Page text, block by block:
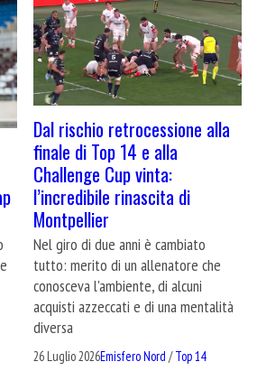
Dal rischio retrocessione alla
finale di Top 14 e alla
Challenge Cup vinta:
l’incredibile rinascita di
Montpellier
Nel giro di due anni è cambiato
tutto: merito di un allenatore che
conosceva l'ambiente, di alcuni
acquisti azzeccati e di una mentalità
diversa
26 Luglio 2026Emisfero Nord /Top 14